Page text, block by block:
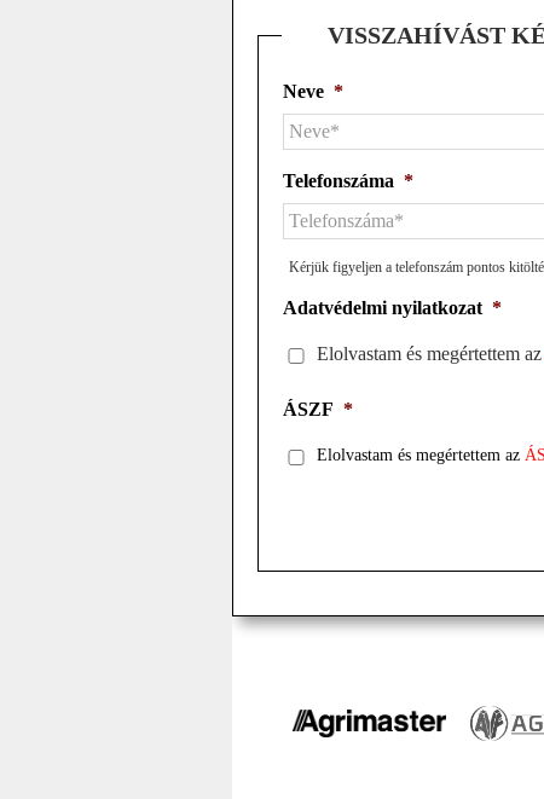
VISSZAHÍVÁST
Neve *
Telefonszáma *
Kérjük figyeljen a telefonszám pontos
Adatvédelmi nyilatkozat *
Elolvastam és megértettem az
ÁSZF *
Elolvastam és megértettem az